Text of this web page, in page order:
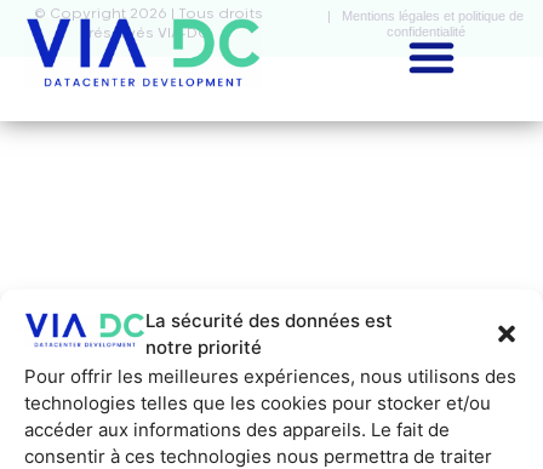
La sécurité des données est
notre priorité
Pour offrir les meilleures expériences, nous utilisons des
technologies telles que les cookies pour stocker et/ou
accéder aux informations des appareils. Le fait de
consentir à ces technologies nous permettra de traiter
© Copyright 2026 | Tous droits
réservés VIA-DC
| Mentions légales et politique de
confidentialité